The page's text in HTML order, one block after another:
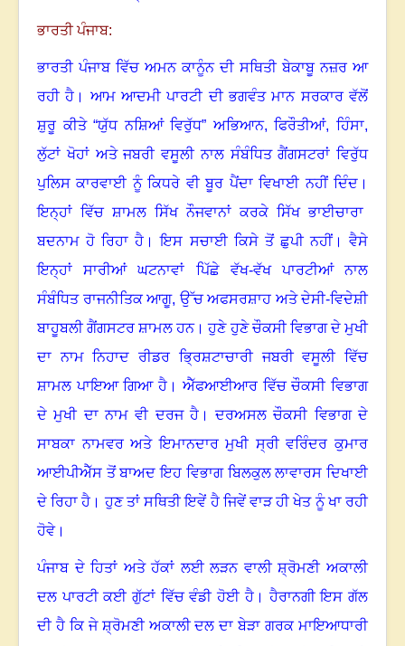
ਭਾਰਤੀ ਪੰਜਾਬ:
ਭਾਰਤੀ ਪੰਜਾਬ ਵਿੱਚ ਅਮਨ ਕਾਨੂੰਨ ਦੀ ਸਥਿਤੀ ਬੇਕਾਬੂ ਨਜ਼ਰ ਆ
ਰਹੀ ਹੈ । ਆਮ ਆਦਮੀ ਪਾਰਟੀ ਦੀ ਭਗਵੰਤ ਮਾਨ ਸਰਕਾਰ ਵੱਲੋਂ
ਸ਼ੁਰੂ ਕੀਤੇ “ਯੁੱਧ ਨਸ਼ਿਆਂ ਵਿਰੁੱਧ” ਅਭਿਆਨ, ਫਿਰੌਤੀਆਂ,ਹਿੰਸਾ,
ਲੁੱਟਾਂ ਖੋਹਾਂ ਅਤੇ ਜਬਰੀ ਵਸੂਲੀ ਨਾਲ ਸੰਬੰਧਿਤ ਗੈਂਗਸਟਰਾਂ ਵਿਰੁੱਧ
ਪੁਲਿਸ ਕਾਰਵਾਈ ਨੂੰ ਕਿਧਰੇ ਵੀ ਬੂਰ ਪੈਂਦਾ ਵਿਖਾਈ ਨਹੀਂ ਦਿੰਦ ।
ਇਨ੍ਹਾਂ ਵਿੱਚ ਸ਼ਾਮਲ ਸਿੱਖ ਨੌਜਵਾਨਾਂ ਕਰਕੇ ਸਿੱਖ ਭਾਈਚਾਰਾ
ਬਦਨਾਮ ਹੋ ਰਿਹਾ ਹੈ ।ਇਸ ਸਚਾਈ ਕਿਸੇ ਤੋਂ ਛੁਪੀ ਨਹੀਂ।ਵੈਸੇ
ਇਨ੍ਹਾਂ ਸਾਰੀਆਂ ਘਟਨਾਵਾਂ ਪਿੱਛੇ ਵੱਖ-ਵੱਖ ਪਾਰਟੀਆਂ ਨਾਲ
ਸੰਬੰਧਿਤ ਰਾਜਨੀਤਿਕ ਆਗੂ, ਉੱਚ ਅਫਸਰਸ਼ਾਹ ਅਤੇ ਦੇਸੀ-ਵਿਦੇਸ਼ੀ
ਬਾਹੂਬਲੀ ਗੈਂਗਸਟਰ ਸ਼ਾਮਲ ਹਨ।ਹੁਣੇ ਹੁਣੇ ਚੌਕਸੀ ਵਿਭਾਗ ਦੇ ਮੁਖੀ
ਦਾ ਨਾਮ ਨਿਹਾਦ ਰੀਡਰ ਭ੍ਰਿਸ਼ਟਾਚਾਰੀ ਜਬਰੀ ਵਸੂਲੀ ਵਿੱਚ
ਸ਼ਾਮਲ ਪਾਇਆ ਗਿਆ ਹੈ । ਐੱਫਆਈਆਰ ਵਿੱਚ ਚੌਕਸੀ ਵਿਭਾਗ
ਦੇ ਮੁਖੀ ਦਾ ਨਾਮ ਵੀ ਦਰਜ ਹੈ।ਦਰਅਸਲ ਚੌਕਸੀ ਵਿਭਾਗ ਦੇ
ਸਾਬਕਾ ਨਾਮਵਰ ਅਤੇ ਇਮਾਨਦਾਰ ਮੁਖੀ ਸ੍ਰੀ ਵਰਿੰਦਰ ਕੁਮਾਰ
ਆਈਪੀਐੱਸ ਤੋਂ ਬਾਅਦ ਇਹ ਵਿਭਾਗ ਬਿਲਕੁਲ ਲਾਵਾਰਸ ਦਿਖਾਈ
ਦੇ ਰਿਹਾ ਹੈ ।ਹੁਣ ਤਾਂ ਸਥਿਤੀ ਇਵੇਂ ਹੈ ਜਿਵੇਂ ਵਾੜ ਹੀ ਖੇਤ ਨੂੰ ਖਾ ਰਹੀ
ਹੋਵੇ।
ਪੰਜਾਬ ਦੇ ਹਿਤਾਂ ਅਤੇ ਹੱਕਾਂ ਲਈ ਲੜਨ ਵਾਲੀ ਸ਼੍ਰੋਮਣੀ ਅਕਾਲੀ
ਦਲ ਪਾਰਟੀ ਕਈ ਗੁੱਟਾਂ ਵਿੱਚ ਵੰਡੀ ਹੋਈ ਹੈ।ਹੈਰਾਨਗੀ ਇਸ ਗੱਲ
ਦੀ ਹੈ ਕਿ ਜੇ ਸ਼੍ਰੋਮਣੀ ਅਕਾਲੀ ਦਲ ਦਾ ਬੇੜਾ ਗਰਕ ਮਾਇਆਧਾਰੀ